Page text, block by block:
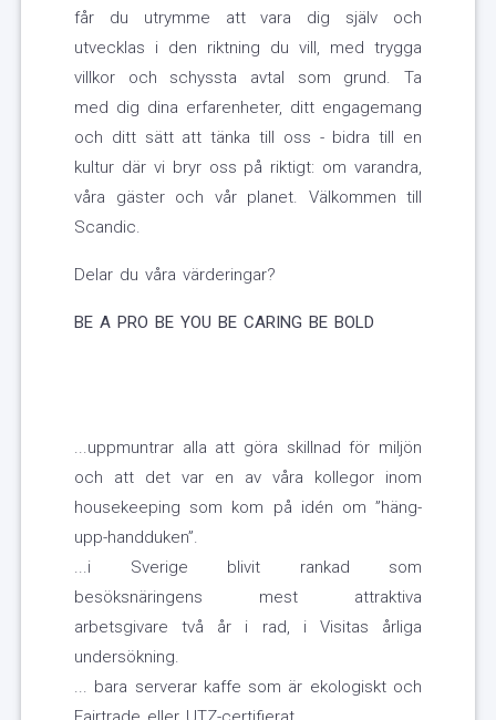
får du utrymme att vara dig själv och
utvecklas i den riktning du vill, med trygga
villkor och schyssta avtal som grund. Ta
med dig dina erfarenheter, ditt engagemang
och ditt sätt att tänka till oss - bidra till en
kultur där vi bryr oss på riktigt: om varandra,
våra gäster och vår planet. Välkommen till
Scandic.
Delar du våra värderingar?
BE A PRO BE YOU BE CARING BE BOLD
...uppmuntrar alla att göra skillnad för miljön
och att det var en av våra kollegor inom
housekeeping som kom på idén om ”häng-
upp-handduken”.
...i Sverige blivit rankad som
besöksnäringens mest attraktiva
arbetsgivare två år i rad, i Visitas årliga
undersökning.
... bara serverar kaffe som är ekologiskt och